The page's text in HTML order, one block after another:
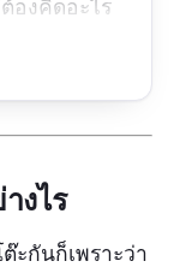
องคิดอะไร
งไร
ะกันก็เพราะว่า